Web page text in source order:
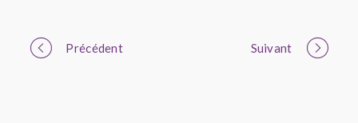
Portfolio
Précédent Suivant